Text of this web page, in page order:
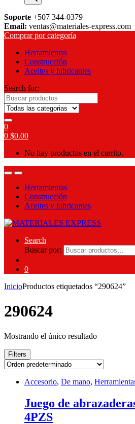
Soporte +507 344-0379
Email: ventas@materiales-express.com
Comprar por categoría
Herramientas
Construcción
Aceites y lubricantes
Search for:
0
0 $0.00
No hay productos en el carrito.
Herramientas
Construcción
Aceites y lubricantes
Search
Buscar por:
0
InicioProductos etiquetados “290624”
290624
Mostrando el único resultado
Filters
Accesorio, De mano,
Juego de
4PZS